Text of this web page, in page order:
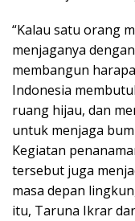
“Kalau satu orang
menjaganya
membangun
Indonesia
ruang hijau, dan
untuk menjaga
Kegiatan
tersebut juga
masa depan
itu, Taruna Ikrar